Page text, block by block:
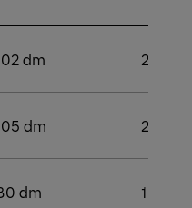
dm 2
dm 2
dm 1